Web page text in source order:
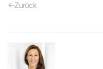
Zurück